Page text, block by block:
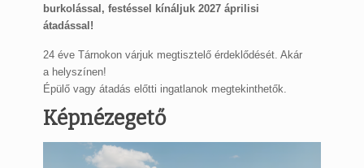
burkolással, festéssel kínáljuk 2027 áprilisi
átadással!
24 éve Tárnokon várjuk megtisztelő érdeklődését. Akár
a helyszínen!
Épülő vagy átadás előtti ingatlanok megtekinthetők.
Képnézegető